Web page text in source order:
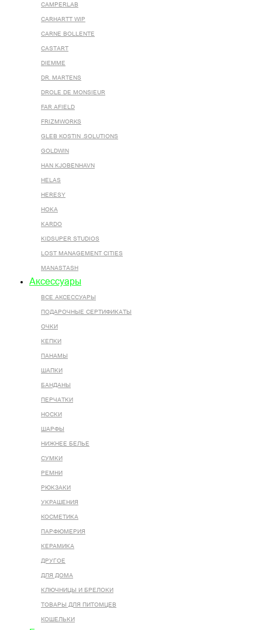
CAMPERLAB
CARHARTT WIP
CARNE BOLLENTE
CASTART
DIEMME
DR. MARTENS
DROLE DE MONSIEUR
FAR AFIELD
FRIZMWORKS
GLEB KOSTIN .SOLUTIONS
GOLDWIN
HAN KJOBENHAVN
HELAS
HERESY
HOKA
KARDO
KIDSUPER STUDIOS
LOST MANAGEMENT CITIES
MANASTASH
Аксессуары
ВСЕ AКСЕССУАРЫ
ПОДАРОЧНЫЕ СЕРТИФИКАТЫ
ОЧКИ
КЕПКИ
ПАНАМЫ
ШАПКИ
БАНДАНЫ
ПЕРЧАТКИ
НОСКИ
ШАРФЫ
НИЖНЕЕ БЕЛЬЕ
СУМКИ
РЕМНИ
РЮКЗАКИ
УКРАШЕНИЯ
КОСМЕТИКА
ПАРФЮМЕРИЯ
КЕРАМИКА
ДРУГОЕ
ДЛЯ ДОМА
КЛЮЧНИЦЫ И БРЕЛОКИ
ТОВАРЫ ДЛЯ ПИТОМЦЕВ
КОШЕЛЬКИ